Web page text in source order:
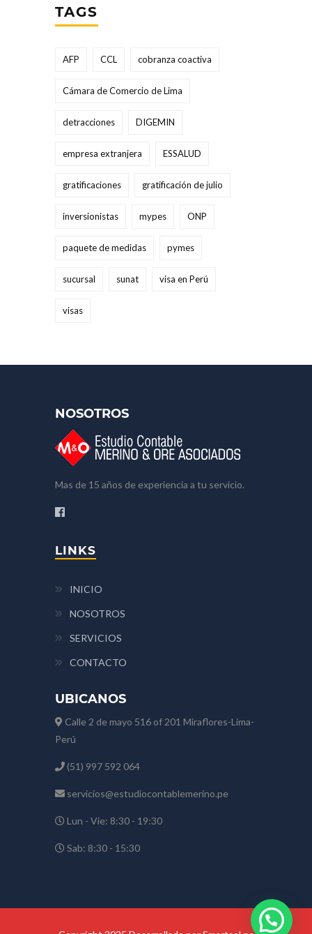
TAGS
AFP CCL cobranza coactiva
Cámara de Comercio de Lima
detracciones DIGEMIN
empresa extranjera ESSALUD
gratificaciones gratificación de julio
inversionistas mypes ONP
paquete de medidas pymes
sucursal sunat visa en Perú
visas
NOSOTROS
Mas de 15 años de experiencia a tu servicio.
LINKS
INICIO
NOSOTROS
SERVICIOS
CONTACTO
UBICANOS
Calle 2 de mayo 516 of 201 Miraflores-Lima-
Perú
(51) 997 592 064
servicios@estudiocontablemerino.pe
Lun - Vie: 8:30 - 19:30
Sab: 8:30 - 15:30